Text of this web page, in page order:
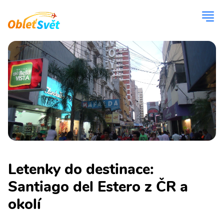
Letenky do destinace:
Santiago del Estero z ČR a
okolí